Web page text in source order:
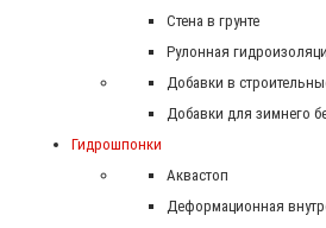
Стена в грунте
Рулонная
Добавки в
Добавки для зимнего
Гидрошпонки
Аквастоп
Деформационная